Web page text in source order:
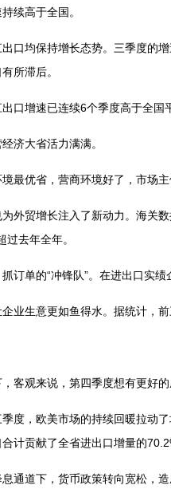
续高于全国。
口均保持增长态势。三季度的
所滞后。
口增速已连续6个季度高于全国
济大省活力满满。
最优省，营商环境好了，市场
外贸增长注入了新动力。海关
去年全年。
订单的“冲锋队”。在进出口实
业生意更如鱼得水。据统计，
客观来说，第四季度想有更好
度，欧美市场的持续回暖拉动
计贡献了全省进出口增量的
通道下，货币政策转向宽松，